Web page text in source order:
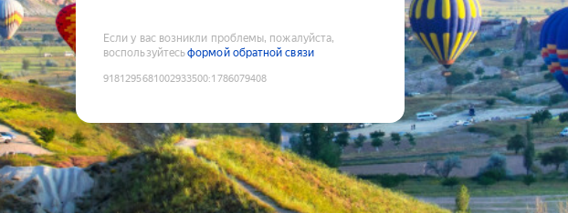
Если у вас возникли проблемы, пожалуйста,
воспользуйтесьформой обратной связи
9181295681002933500:1786079408